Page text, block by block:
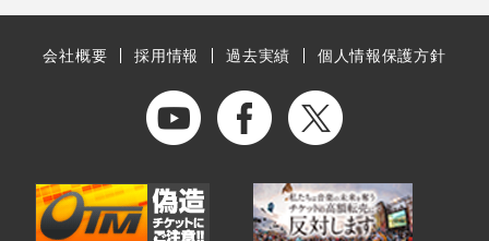
会社概要 採用情報 過去実績 個人情報保護方針